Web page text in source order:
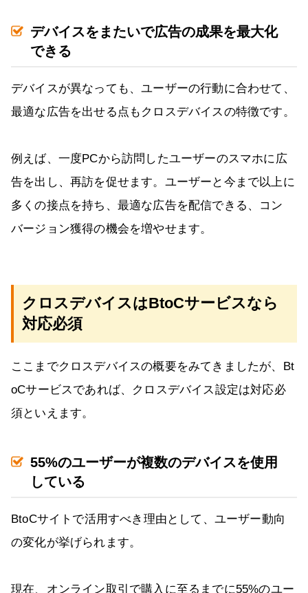
デバイスをまたいで広告の成果を最大化
できる
デバイスが異なっても、ユーザーの行動に合わせて、
最適な広告を出せる点もクロスデバイスの特徴です。
例えば、一度PCから訪問したユーザーのスマホに広
告を出し、再訪を促せます。ユーザーと今まで以上に
多くの接点を持ち、最適な広告を配信できる、コン
バージョン獲得の機会を増やせます。
クロスデバイスはBtoCサービスなら
対応必須
ここまでクロスデバイスの概要をみてきましたが、Bt
oCサービスであれば、クロスデバイス設定は対応必
須といえます。
55%のユーザーが複数のデバイスを使用
している
BtoCサイトで活用すべき理由として、ユーザー動向
の変化が挙げられます。
現在、オンライン取引で購入に至るまでに55%のユー